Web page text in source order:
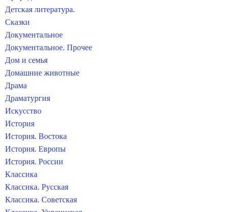
Детская литература.
Сказки
Документальное
Документальное. Прочее
Дом и семья
Домашние животные
Драма
Драматургия
Искусство
История
История. Востока
История. Европы
История. России
Классика
Классика. Русская
Классика. Советская